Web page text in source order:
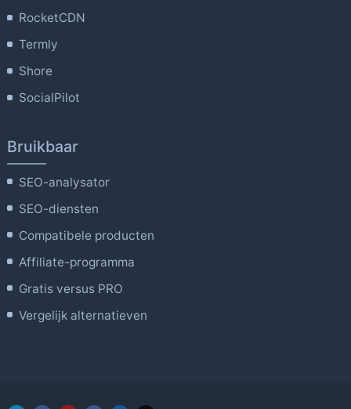
RocketCDN
Termly
Shore
SocialPilot
Bruikbaar
SEO-analysator
SEO-diensten
Compatibele producten
Affiliate-programma
Gratis versus PRO
Vergelijk alternatieven